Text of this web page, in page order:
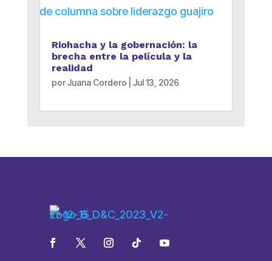
Riohacha y la gobernación: la
brecha entre la película y la
realidad
porJuana Cordero Jul 13, 2026